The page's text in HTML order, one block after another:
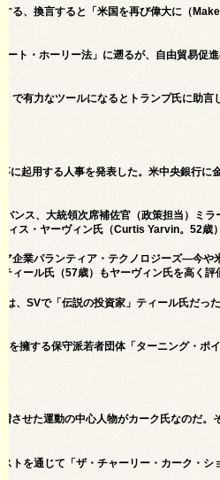
る、換言すると「米国を再び偉大に（
ト・ホーリー法」に遡るが、自由貿易促
で有力なツールになるとトランプ氏に助言
に起用する人事を発表した。米中央銀行に
ンス、大統領次席補佐官（政策担当）ミ
ィス・ヤーヴィン氏（Curtis Yarvin。52歳
企業パランティア・テクノロジーズ―今や
ィール氏（57歳）もヤーヴィン氏を高く評
、SVで「伝説の投資家」ティール氏だっ
擁する保守派若者団体「ターニング・ポ
させた運動の中心人物がカーク氏なのだ。
トを通じて「ザ・チャーリー・カーク・シ